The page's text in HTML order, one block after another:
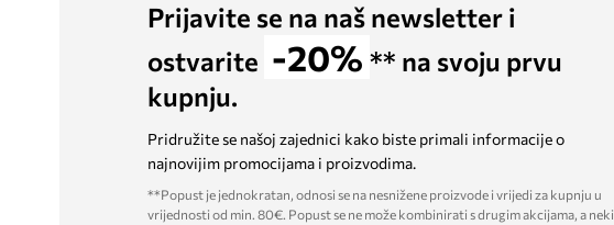
Prijavite se na naš newsletter i
ostvarite -20% ** na svoju prvu
kupnju.
Pridružite se našoj zajednici kako biste primali informacije o
najnovijim promocijama i proizvodima.
**Popust je jednokratan, odnosi se na nesnižene proizvode i vrijedi za kupnju u
vrijednosti od min. 80€. Popust se ne može kombinirati s drugim akcijama, a neki